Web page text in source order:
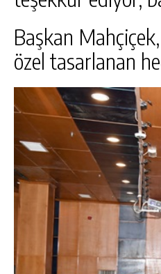
Başkan
özel tasarlanan